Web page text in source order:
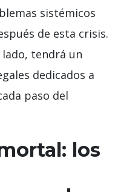
sistémicos
de esta crisis.
lado, tendrá un
dedicados a
paso del
los